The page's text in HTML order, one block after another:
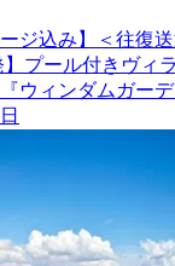
ージ込み】＜往復
】プール付きヴィ
ウィンダムガー